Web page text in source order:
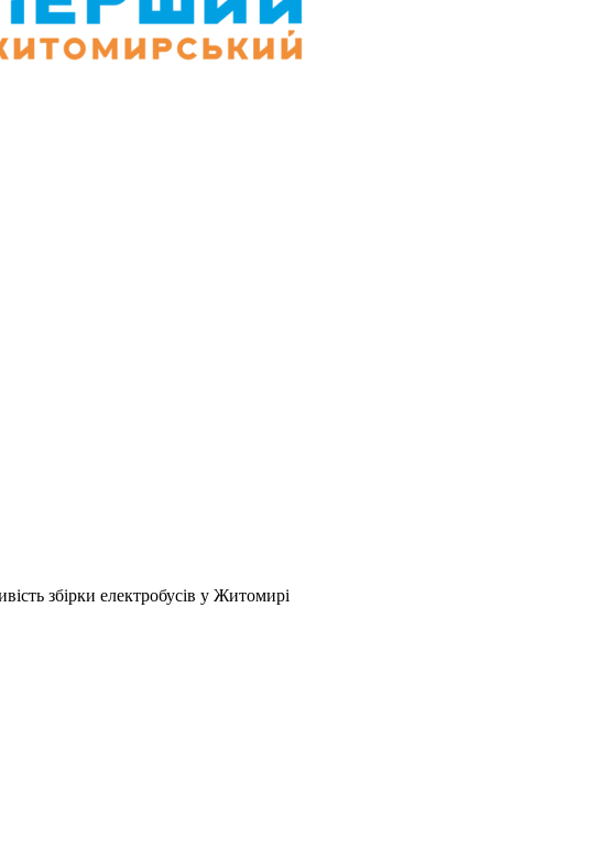
збірки електробусів у Житомирі